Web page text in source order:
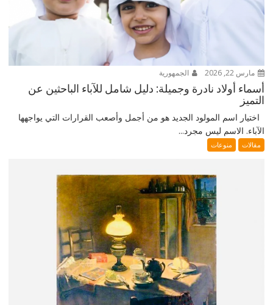
مارس 22, 2026 الجمهورية
أسماء أولاد نادرة وجميلة: دليل شامل للآباء الباحثين عن
التميز
اختيار اسم المولود الجديد هو من أجمل وأصعب القرارات التي يواجهها
الآباء. الاسم ليس مجرد...
مقالات منوعات